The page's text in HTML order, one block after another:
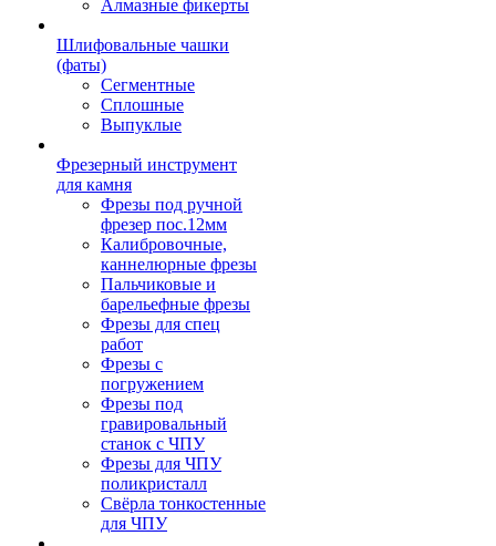
Алмазные фикерты
Шлифовальные чашки
(фаты)
Сегментные
Сплошные
Выпуклые
Фрезерный инструмент
для камня
Фрезы под ручной
фрезер пос.12мм
Калибровочные,
каннелюрные фрезы
Пальчиковые и
барельефные фрезы
Фрезы для спец
работ
Фрезы с
погружением
Фрезы под
гравировальный
станок с ЧПУ
Фрезы для ЧПУ
поликристалл
Свёрла тонкостенные
для ЧПУ